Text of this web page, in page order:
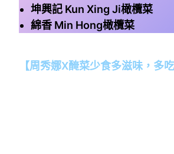
坤興記 Kun Xing Ji橄欖菜
綿香 Min Hong橄欖菜
【周秀娜X醃菜少食多滋味，多